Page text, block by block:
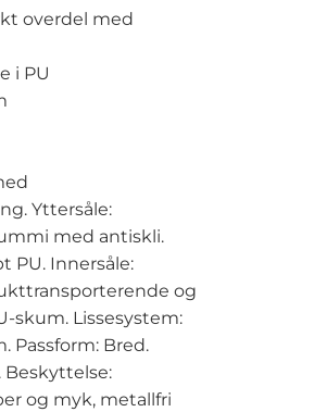
overdel med
i PU
Yttersåle:
med antiskli.
PU. Innersåle:
og
skum. Lissesystem:
Passform: Bred.
Beskyttelse:
og myk, metallfri